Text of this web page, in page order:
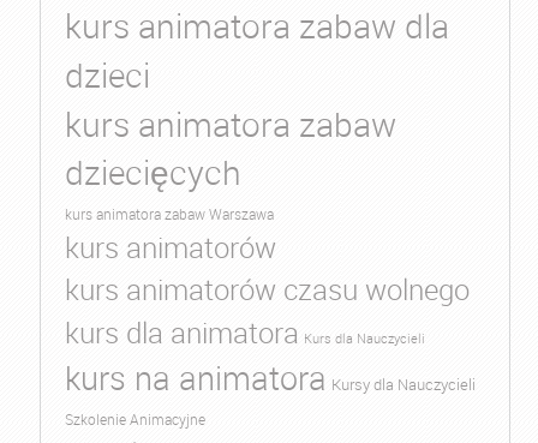
kurs animatora zabaw dla
dzieci
kurs animatora zabaw
dziecięcych
kurs animatora zabaw Warszawa
kurs animatorów
kurs animatorów czasu wolnego
kurs dla animatora Kurs dla Nauczycieli
kurs na animatora Kursy dla Nauczycieli
Szkolenie Animacyjne